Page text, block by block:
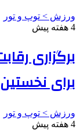
ورزش > توپ و تور
4 هفته پیش
برگزاری
برای نخستین
ورزش > توپ و تور
4 هفته پیش